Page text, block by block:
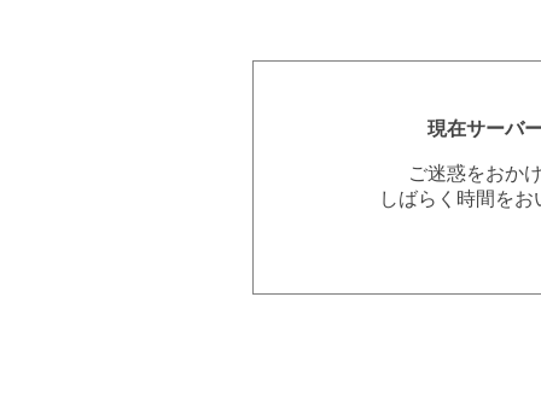
現在サーバ
ご迷惑をおか
しばらく時間を